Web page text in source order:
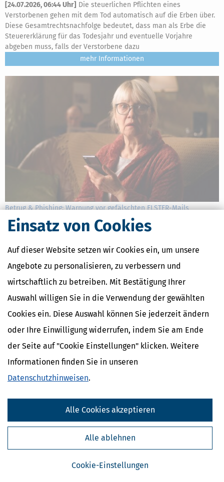
Einsatz von Cookies
Auf dieser Website setzen wir Cookies ein, um unsere
Angebote zu personalisieren, zu verbessern und
wirtschaftlich zu betreiben. Mit Bestätigung Ihrer
Auswahl willigen Sie in die Verwendung der gewählten
Cookies ein. Diese Auswahl können Sie jederzeit ändern
oder Ihre Einwilligung widerrufen, indem Sie am Ende
der Seite auf "Cookie Einstellungen" klicken. Weitere
Informationen finden Sie in unseren
Datenschutzhinweisen.
Cookie-Einstellungen
Alle ablehnen
Alle Cookies akzeptieren
[24.07.2026, 06:44 Uhr] Die steuerlichen Pflichten eines
Verstorbenen gehen mit dem Tod automatisch auf die Erben über.
Diese Gesamtrechtsnachfolge bedeutet, dass man als Erbe die
Steuererklärung für das Todesjahr und eventuelle Vorjahre
abgeben muss, falls der Verstorbene dazu
mehr
Betrug & Phishing: Warnung vor gefälschten ELSTER-Mails
14.07.2026, 15:04 Uhr]Die Finanzämter warnen vor gefälschten
ELSTER-Mails und Finanzamt-Mails. Die Nachrichten wirken
offiziell, kündigen eine Außenprüfung an, locken oft mit
angeblichen Steuererstattungen oder drohen mit vermeintlichen
Problemen, um an Zugangsdaten, Kontoinformationen
mehr
Steuererklärung für 2025: Abgabefrist endet am 31. Juli!
Die Abgabefrist für die Steuererklärung
Pandemie-Jahren gibt es nur noch für Steuererklärungen, die über